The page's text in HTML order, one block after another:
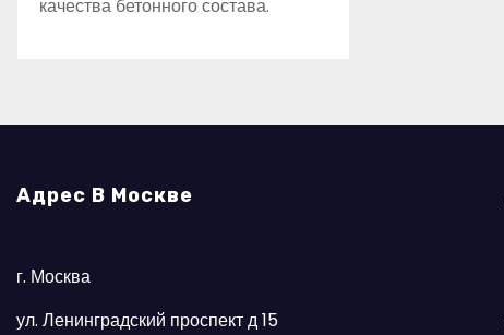
качества бетонного состава.
Адрес В Москве
г. Москва
ул. Ленинградский проспект д 15